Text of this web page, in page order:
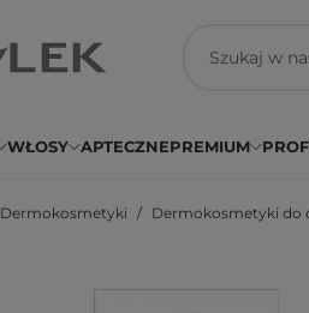
WŁOSY APTECZNEPREMIUM
Dermokosmetyki Dermokosmetyki do